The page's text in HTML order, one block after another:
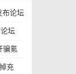
布论坛
坛
骗氪
充